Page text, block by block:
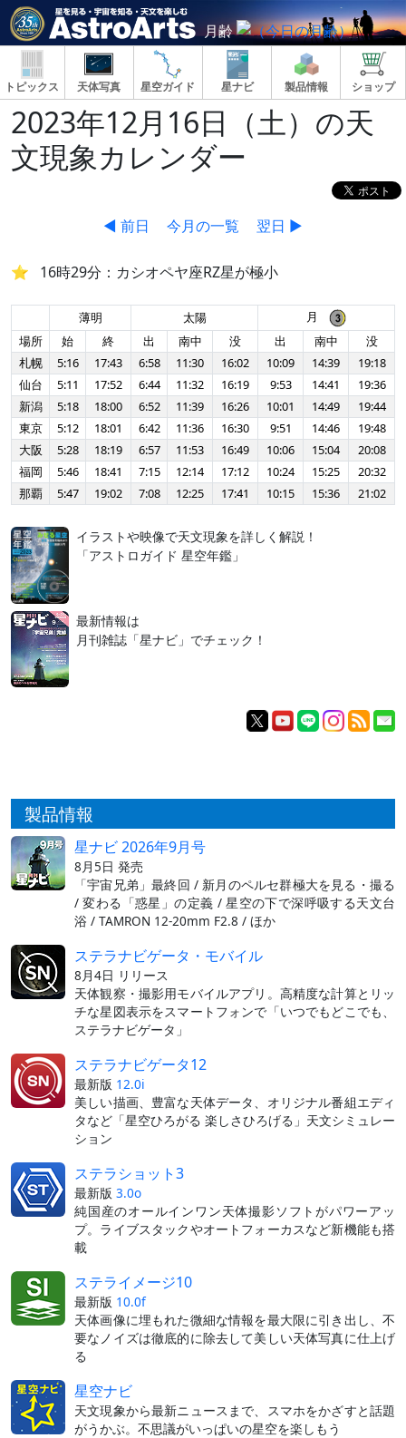
月齢
トピックス 天体写真 星空ガイド 星ナビ 製品情報 ショップ
2023年12月16日（土）の天
文現象カレンダー
◀ 前日 今月の一覧 翌日 ▶
16時29分：カシオペヤ座RZ星が極小
薄明 太陽
月
場所
始 終 出 南中 没 出 南中
没
札幌
5:16 17:43 6:58 11:30 16:02 10:09 14:39
19:18
仙台
5:11 17:52 6:44 11:32 16:19 9:53 14:41
19:36
新潟
5:18 18:00 6:52 11:39 16:26 10:01 14:49
19:44
東京
5:12 18:01 6:42 11:36 16:30 9:51 14:46
19:48
大阪
5:28 18:19 6:57 11:53 16:49 10:06 15:04
20:08
福岡
5:46 18:41 7:15 12:14 17:12 10:24 15:25
20:32
那覇
5:47 19:02 7:08 12:25 17:41 10:15 15:36 21:02
イラストや映像で天文現象を詳しく解説！
「アストロガイド 星空年鑑」
最新情報は
月刊雑誌「星ナビ」でチェック！
製品情報
星ナビ 2026年9月号
8月5日 発売
「宇宙兄弟」最終回 / 新月のペルセ群極大を見る・撮る
/ 変わる「惑星」の定義 / 星空の下で深呼吸する天文台
浴 / TAMRON 12-20mm F2.8 / ほか
ステラナビゲータ・モバイル
8月4日 リリース
天体観察・撮影用モバイルアプリ。高精度な計算とリッ
チな星図表示をスマートフォンで「いつでもどこでも、
ステラナビゲータ」
ステラナビゲータ12
最新版 12.0i
美しい描画、豊富な天体データ、オリジナル番組エディ
タなど「星空ひろがる 楽しさひろげる」天文シミュレー
ション
ステラショット3
最新版 3.0o
純国産のオールインワン天体撮影ソフトがパワーアッ
プ。ライブスタックやオートフォーカスなど新機能も搭
載
ステライメージ10
最新版 10.0f
天体画像に埋もれた微細な情報を最大限に引き出し、不
要なノイズは徹底的に除去して美しい天体写真に仕上げ
る
星空ナビ
天文現象から最新ニュースまで、スマホをかざすと話題
がうかぶ。不思議がいっぱいの星空を楽しもう